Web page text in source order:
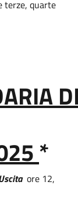
terze, quarte
*
ore 12,